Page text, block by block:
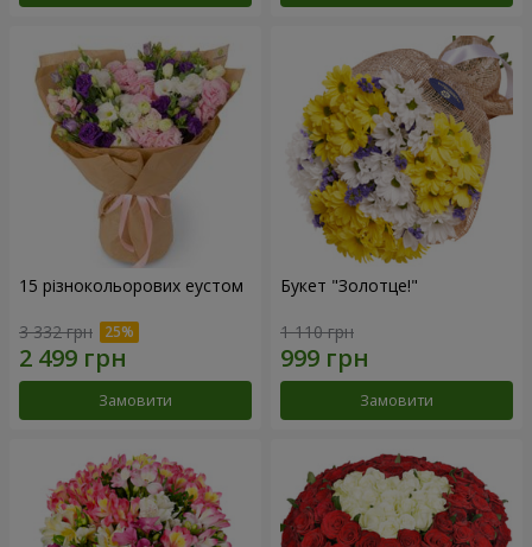
15 різнокольорових еустом
3 332 грн
Замовити
Букет "Золотце!"
1 110 грн
Замовити